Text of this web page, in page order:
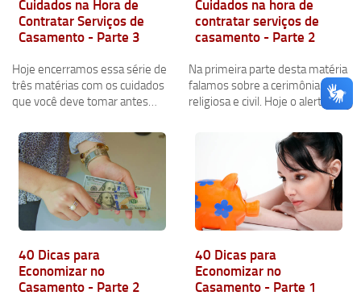
Cuidados na Hora de
Contratar Serviços de
Casamento - Parte 3
Hoje encerramos essa série de
três matérias com os cuidados
que você deve tomar antes…
Cuidados na hora de
contratar serviços de
casamento - Parte 2
Na primeira parte desta matéria
falamos sobre a cerimônia
religiosa e civil. Hoje o alerta…
40 Dicas para
Economizar no
Casamento - Parte 2
40 Dicas para
Economizar no
Casamento - Parte 1